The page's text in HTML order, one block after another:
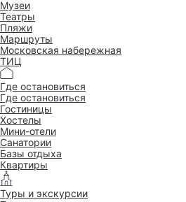
Музеи
Театры
Пляжи
Маршруты
Московская набережная
ТИЦ
Где остановиться
Где остановиться
Гостиницы
Хостелы
Мини-отели
Санатории
Базы отдыха
Квартиры
Туры и экскурсии